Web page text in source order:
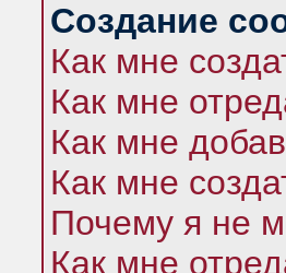
Создание
Как мне
Как мне
Как мне
Как мне
Почему я не
Как мне